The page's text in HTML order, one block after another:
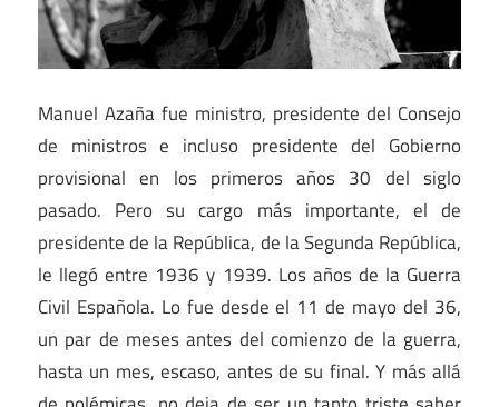
Manuel Azaña fue ministro, presidente del Consejo
de ministros e incluso presidente del Gobierno
provisional en los primeros años 30 del siglo
pasado. Pero su cargo más importante, el de
presidente de la República, de la Segunda República,
le llegó entre 1936 y 1939. Los años de la Guerra
Civil Española. Lo fue desde el 11 de mayo del 36,
un par de meses antes del comienzo de la guerra,
hasta un mes, escaso, antes de su final. Y más allá